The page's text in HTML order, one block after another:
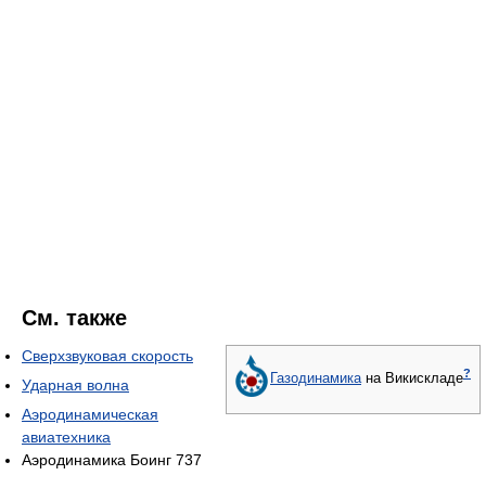
См. также
Газодинамика на Викискладе?
Сверхзвуковая скорость
Ударная волна
Аэродинамическая
авиатехника
Аэродинамика Боинг 737